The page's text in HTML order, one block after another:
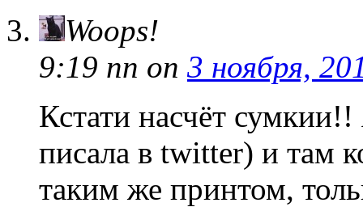
Woops!
9:19 пп on 3 ноября,
Кстати насчёт
писала в twitter) и там
таким же принтом,